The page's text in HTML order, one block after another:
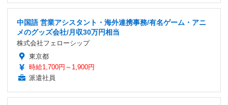
中国語 営業アシスタント・海外連携事務/有名ゲーム・アニ
メのグッズ会社/月収30万円相当
株式会社フェローシップ
東京都
時給1,700円～1,900円
派遣社員